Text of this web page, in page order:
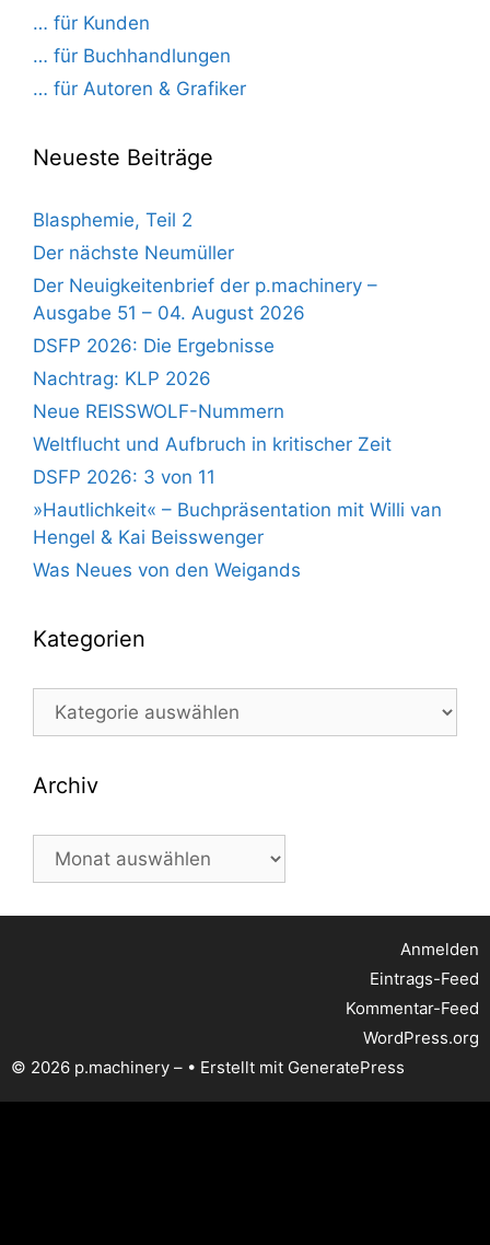
… für Kunden
… für Buchhandlungen
… für Autoren & Grafiker
Neueste Beiträge
Blasphemie, Teil 2
Der nächste Neumüller
Der Neuigkeitenbrief der p.machinery –
Ausgabe 51 – 04. August 2026
DSFP 2026: Die Ergebnisse
Nachtrag: KLP 2026
Neue REISSWOLF-Nummern
Weltflucht und Aufbruch in kritischer Zeit
DSFP 2026: 3 von 11
»Hautlichkeit« – Buchpräsentation mit Willi van
Hengel & Kai Beisswenger
Was Neues von den Weigands
Kategorien
Kategorien
Archiv
Archiv
Anmelden
Eintrags-Feed
Kommentar-Feed
WordPress.org
© 2026 p.machinery – • Erstellt mit GeneratePress